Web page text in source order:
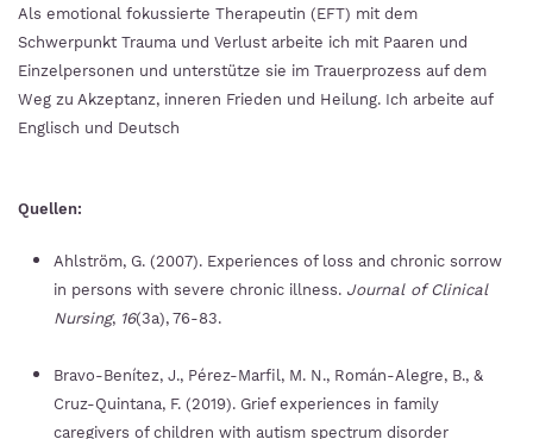
Als emotional fokussierte Therapeutin (EFT) mit dem
Schwerpunkt Trauma und Verlust arbeite ich mit Paaren und
Einzelpersonen und unterstütze sie im Trauerprozess auf dem
Weg zu Akzeptanz, inneren Frieden und Heilung. Ich arbeite auf
Englisch und Deutsch
Quellen:
Ahlström, G. (2007). Experiences of loss and chronic sorrow
in persons with severe chronic illness. Journal of Clinical
Nursing, 16(3a), 76-83.
Bravo-Benítez, J., Pérez-Marfil, M. N., Román-Alegre, B., &
Cruz-Quintana, F. (2019). Grief experiences in family
caregivers of children with autism spectrum disorder